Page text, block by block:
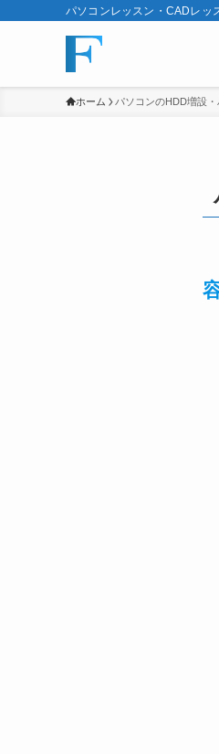
パソコンレッスン・CADレッ
ホーム パソコンのHDD増設